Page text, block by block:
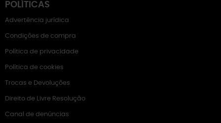
POLÍTICAS
Advertência jurídica
Condições de compra
Política de privacidade
Política de cookies
Trocas e Devoluções
Direito de Livre Resolução
Canal de denúncias